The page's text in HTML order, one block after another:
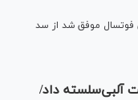
فوتسال موفق شد از سد
داد/